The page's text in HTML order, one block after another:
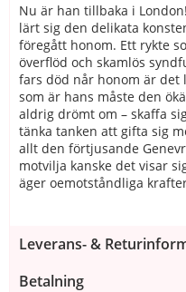
Nu är han tillbaka i
lärt sig den delikata
föregått honom. Ett rykte
överflöd och skamlös
fars död når honom är det
som är hans måste den
aldrig drömt om – skaffa
tänka tanken att gifta sig
allt den förtjusande
motvilja kanske det visar
äger oemotståndliga
Leverans- &
Betalning